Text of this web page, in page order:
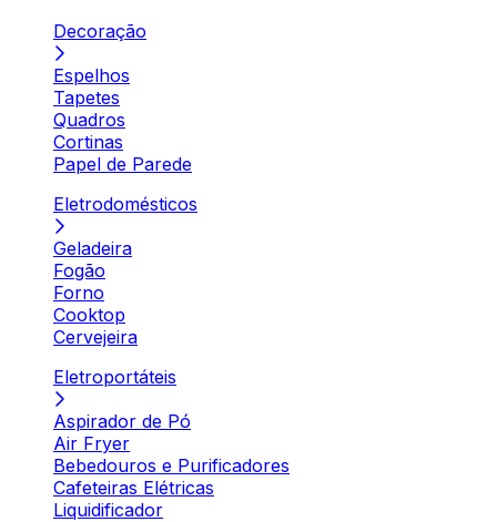
Decoração
Espelhos
Tapetes
Quadros
Cortinas
Papel de Parede
Eletrodomésticos
Geladeira
Fogão
Forno
Cooktop
Cervejeira
Eletroportáteis
Aspirador de Pó
Air Fryer
Bebedouros e Purificadores
Cafeteiras Elétricas
Liquidificador